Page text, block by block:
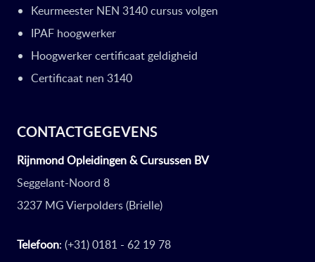
Keurmeester NEN 3140 cursus volgen
IPAF hoogwerker
Hoogwerker certificaat geldigheid
Certificaat nen 3140
CONTACTGEGEVENS
Rijnmond Opleidingen & Cursussen BV
Seggelant-Noord 8
3237 MG Vierpolders (Brielle)
Telefoon: (+31) 0181 - 62 19 78